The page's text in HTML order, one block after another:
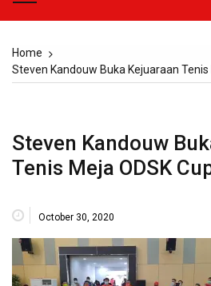
Home
Steven Kandouw Buka Kejuaraan Tenis
Steven Kandouw
Tenis Meja ODSK
October 30, 2020